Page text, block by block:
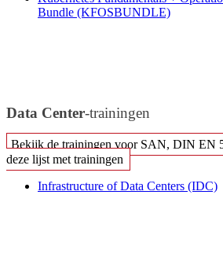
Bundle (KFOSBUNDLE)
Data Center-trainingen
Bekijk de trainingen voor SAN, DIN EN
deze lijst met trainingen
Infrastructure of Data Centers (IDC)